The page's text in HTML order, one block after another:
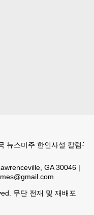
뉴스미주 한인사설 칼럼구
GA 30046 |
무단 전재 및 재배포